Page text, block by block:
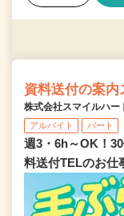
資料送付の案内
株式会社スマイルハー
アルバイト パート
週3・6h～OK！
料送付TELのお仕